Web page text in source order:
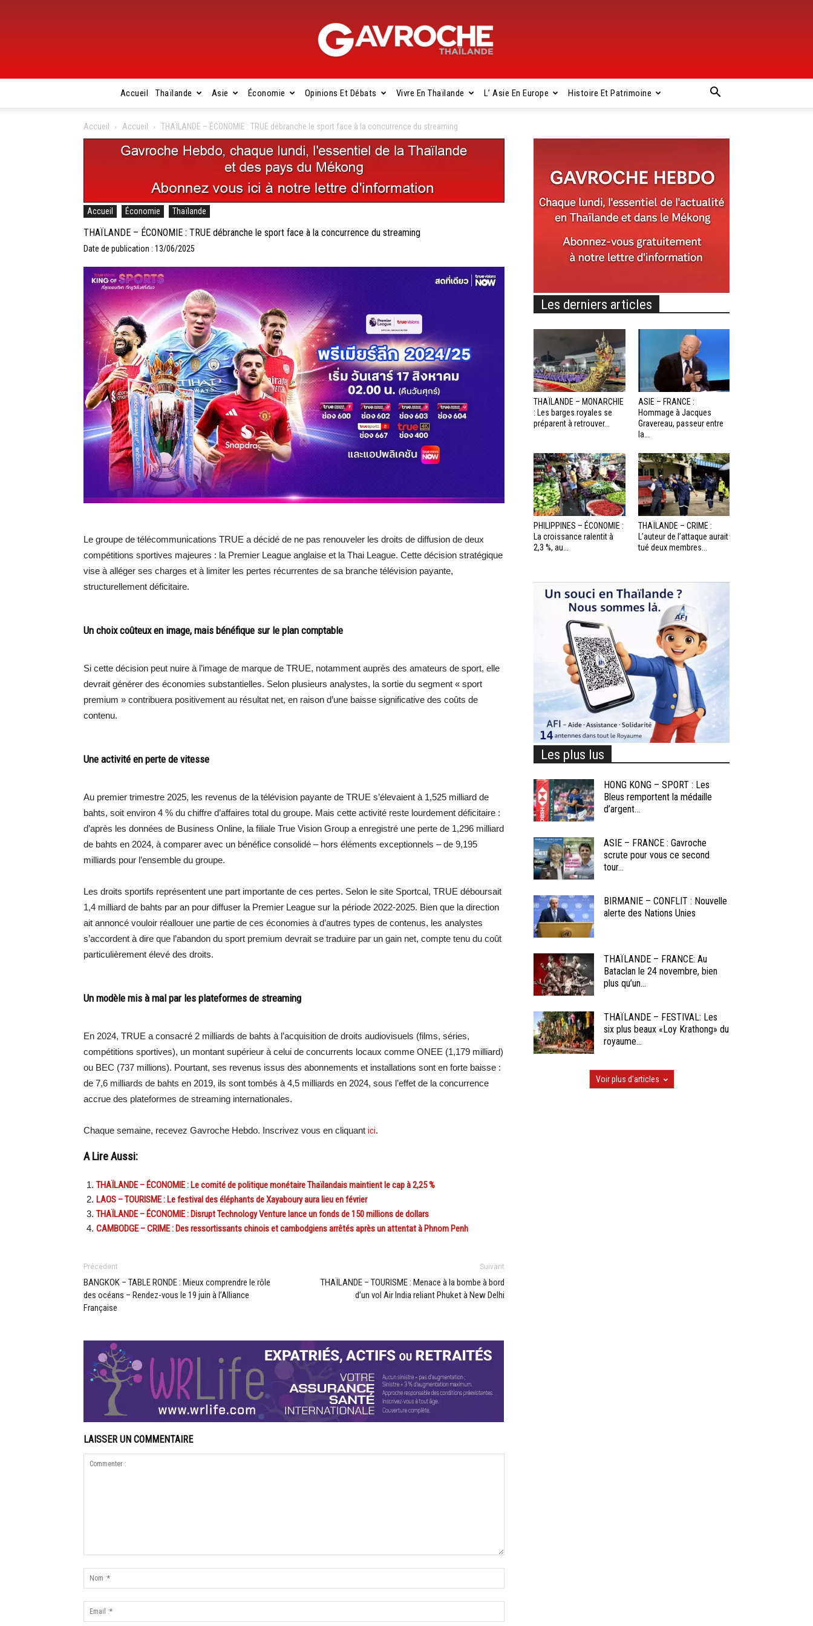
Gavroche
Accueil Thaïlande Asie Économie Opinions Et Débats Vivre En Thaïlande L’ Asie En Europe Histoire Et Patrimoine
Accueil Accueil THAÏLANDE – ÉCONOMIE : TRUE débranche le sport face à la concurrence du streaming
Accueil Économie Thaïlande
THAÏLANDE – ÉCONOMIE : TRUE débranche le sport face à la concurrence du streaming
Date de publication : 13/06/2025
Le groupe de télécommunications TRUE a décidé de ne pas renouveler les droits de diffusion de deux
compétitions sportives majeures : la Premier League anglaise et la Thai League. Cette décision stratégique
vise à alléger ses charges et à limiter les pertes récurrentes de sa branche télévision payante,
structurellement déficitaire.
Un choix coûteux en image, mais bénéfique sur le plan comptable
Si cette décision peut nuire à l’image de marque de TRUE, notamment auprès des amateurs de sport, elle
devrait générer des économies substantielles. Selon plusieurs analystes, la sortie du segment « sport
premium » contribuera positivement au résultat net, en raison d’une baisse significative des coûts de
contenu.
Une activité en perte de vitesse
Au premier trimestre 2025, les revenus de la télévision payante de TRUE s’élevaient à 1,525 milliard de
bahts, soit environ 4 % du chiffre d’affaires total du groupe. Mais cette activité reste lourdement déficitaire :
d’après les données de Business Online, la filiale True Vision Group a enregistré une perte de 1,296 milliard
de bahts en 2024, à comparer avec un bénéfice consolidé – hors éléments exceptionnels – de 9,195
milliards pour l’ensemble du groupe.
Les droits sportifs représentent une part importante de ces pertes. Selon le site Sportcal, TRUE déboursait
1,4 milliard de bahts par an pour diffuser la Premier League sur la période 2022-2025. Bien que la direction
ait annoncé vouloir réallouer une partie de ces économies à d’autres types de contenus, les analystes
s’accordent à dire que l’abandon du sport premium devrait se traduire par un gain net, compte tenu du coût
particulièrement élevé des droits.
Un modèle mis à mal par les plateformes de streaming
En 2024, TRUE a consacré 2 milliards de bahts à l’acquisition de droits audiovisuels (films, séries,
compétitions sportives), un montant supérieur à celui de concurrents locaux comme ONEE (1,179 milliard)
ou BEC (737 millions). Pourtant, ses revenus issus des abonnements et installations sont en forte baisse :
de 7,6 milliards de bahts en 2019, ils sont tombés à 4,5 milliards en 2024, sous l’effet de la concurrence
accrue des plateformes de streaming internationales.
Chaque semaine, recevez Gavroche Hebdo. Inscrivez vous en cliquant ici.
A Lire Aussi:
THAÏLANDE – ÉCONOMIE : Le comité de politique monétaire Thaïlandais maintient le cap à 2,25 %
LAOS – TOURISME : Le festival des éléphants de Xayaboury aura lieu en février
THAÏLANDE – ÉCONOMIE : Disrupt Technology Venture lance un fonds de 150 millions de dollars
CAMBODGE – CRIME : Des ressortissants chinois et cambodgiens arrêtés après un attentat à Phnom Penh
Précédent
BANGKOK – TABLE RONDE : Mieux comprendre le rôle
des océans – Rendez-vous le 19 juin à l’Alliance
Française
Suivant
THAÏLANDE – TOURISME : Menace à la bombe à bord
d’un vol Air India reliant Phuket à New Delhi
LAISSER UN COMMENTAIRE
Les derniers articles
THAÏLANDE – MONARCHIE
: Les barges royales se
préparent à retrouver...
ASIE – FRANCE :
Hommage à Jacques
Gravereau, passeur entre
la...
PHILIPPINES – ÉCONOMIE :
La croissance ralentit à
2,3 %, au...
THAÏLANDE – CRIME :
L’auteur de l’attaque aurait
tué deux membres...
Les plus lus
HONG KONG – SPORT : Les
Bleus remportent la médaille
d’argent...
ASIE – FRANCE : Gavroche
scrute pour vous ce second
tour...
BIRMANIE – CONFLIT : Nouvelle
alerte des Nations Unies
THAÏLANDE – FRANCE: Au
Bataclan le 24 novembre, bien
plus qu’un...
THAÏLANDE – FESTIVAL: Les
six plus beaux «Loy Krathong» du
royaume...
Voir plus d'articles